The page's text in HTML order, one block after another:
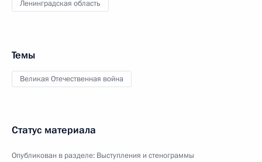
Ленинградская область
Темы
Великая Отечественная война
Статус материала
Опубликован в разделе: Выступления и стенограммы